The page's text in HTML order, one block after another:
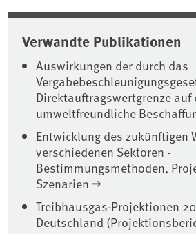
Verwandte Publikationen
Auswirkungen der durch das
Direktauftragswertgrenze auf
umweltfreundliche
Entwicklung des zukünftigen
verschiedenen Sektoren -
Bestimmungsmethoden,
Szenarien
Treibhausgas-Projektionen
Deutschland